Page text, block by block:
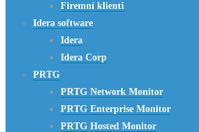
Firemní klienti
Idera software
Idera
Idera Corp
PRTG
PRTG Network Monitor
PRTG Enterprise Monitor
PRTG Hosted Monitor